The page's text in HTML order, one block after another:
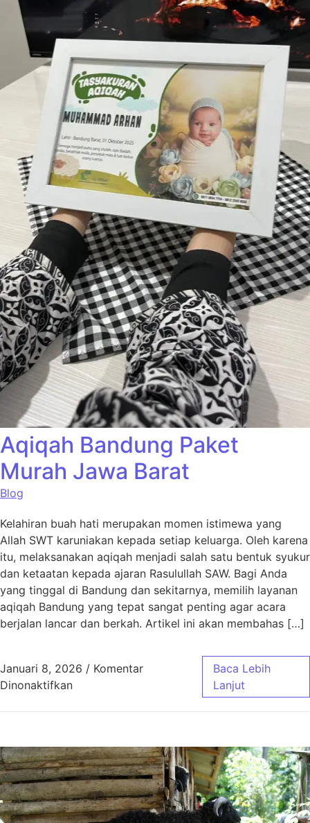
Aqiqah Bandung Paket
Murah Jawa Barat
Blog
Kelahiran buah hati merupakan momen istimewa yang
Allah SWT karuniakan kepada setiap keluarga. Oleh karena
itu, melaksanakan aqiqah menjadi salah satu bentuk syukur
dan ketaatan kepada ajaran Rasulullah SAW. Bagi Anda
yang tinggal di Bandung dan sekitarnya, memilih layanan
aqiqah Bandung yang tepat sangat penting agar acara
berjalan lancar dan berkah. Artikel ini akan membahas […]
Januari 8, 2026 / Komentar
Dinonaktifkanpada Aqiqah Bandung Paket Murah Jawa
Baca Lebih
Lanjut